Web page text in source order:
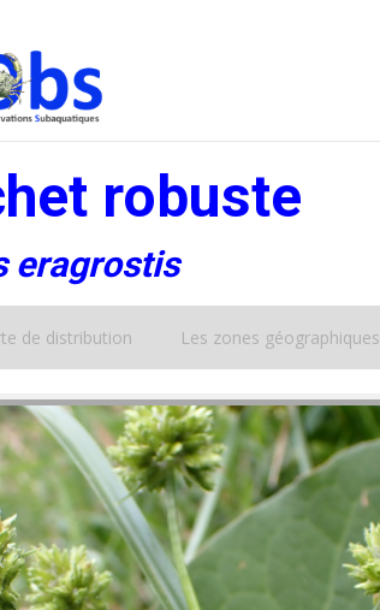
robuste
eragrostis
de distribution Les zones géographiques